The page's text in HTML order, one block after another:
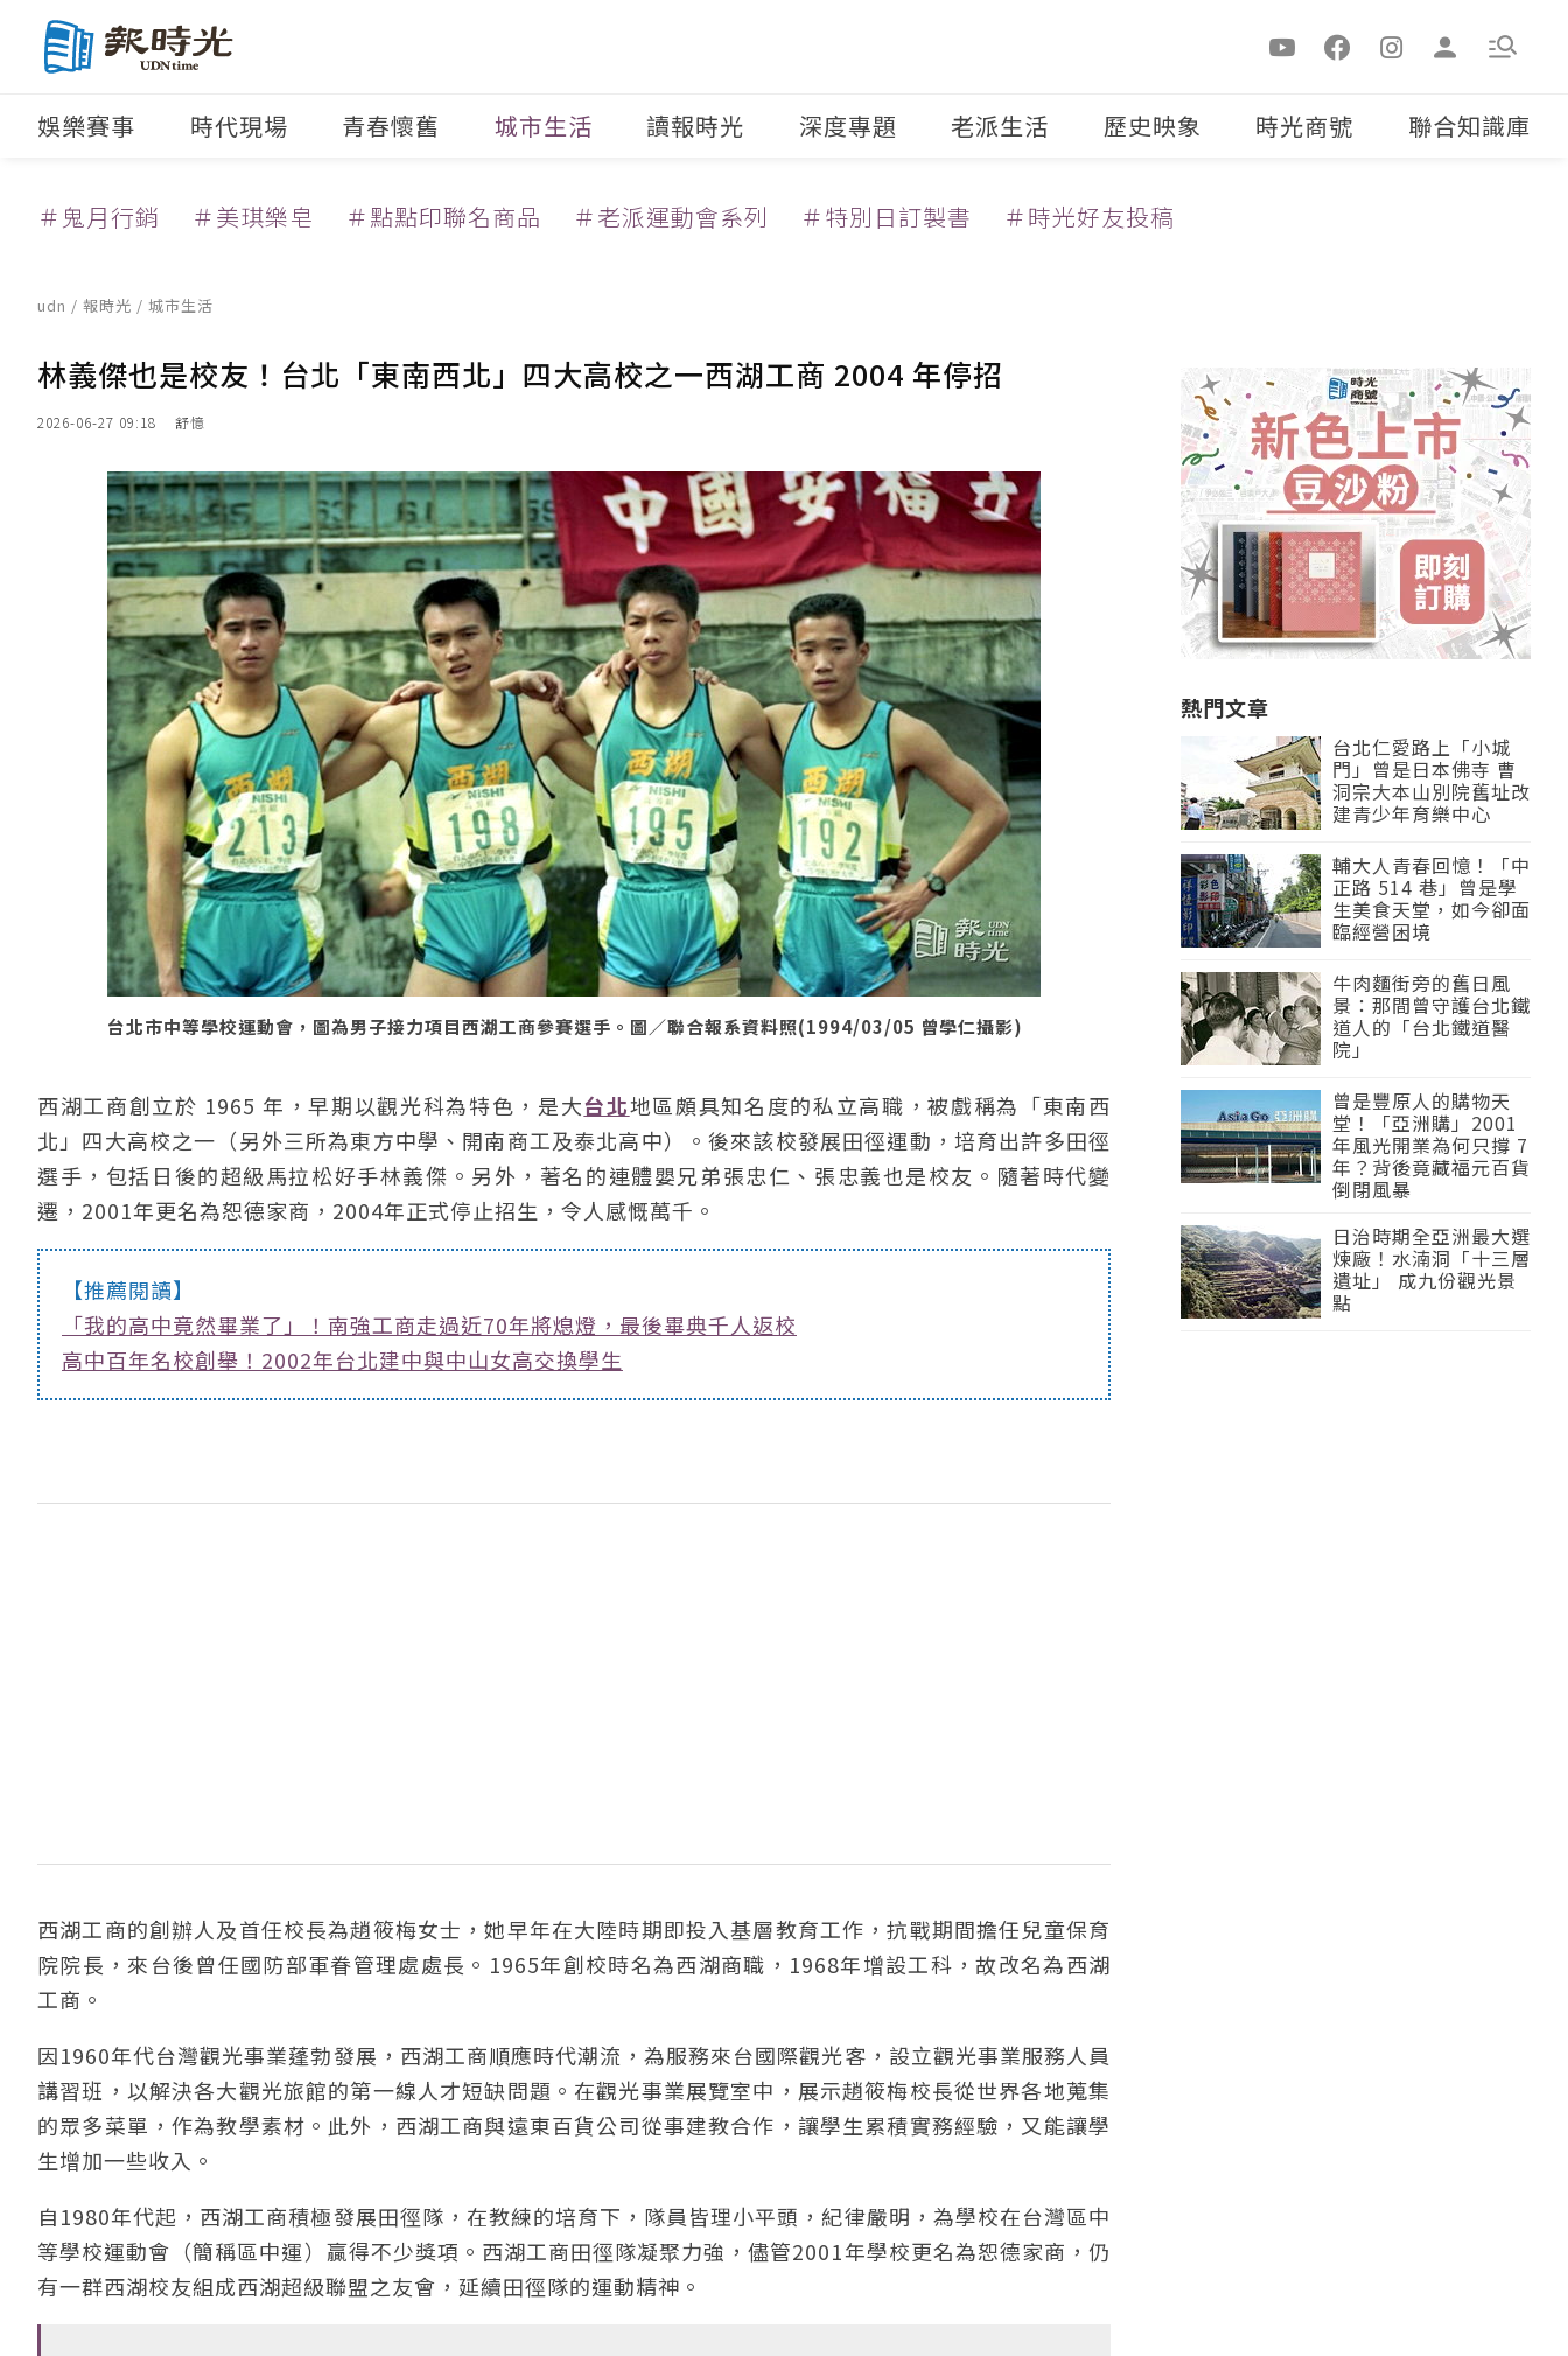
娛樂賽事 時代現場 青春懷舊 城市生活 讀報時光 深度專題 老派生活 歷史映象 時光商號 聯合知識庫
＃鬼月行銷 ＃美琪樂皂 ＃點點印聯名商品 ＃老派運動會系列 ＃特別日訂製書 ＃時光好友投稿
udn / 報時光 / 城市生活
林義傑也是校友！台北「東南西北」四大高校之一西湖工商 2004 年停招
2026-06-27 09:18 舒憶
台北市中等學校運動會，圖為男子接力項目西湖工商參賽選手。圖／聯合報系資料照(1994/03/05 曾學仁攝影)
西湖工商創立於 1965 年，早期以觀光科為特色，是大台北地區頗具知名度的私立高職，被戲稱為「東南西
北」四大高校之一（另外三所為東方中學、開南商工及泰北高中）。後來該校發展田徑運動，培育出許多田徑
選手，包括日後的超級馬拉松好手林義傑。另外，著名的連體嬰兄弟張忠仁、張忠義也是校友。隨著時代變
遷，2001年更名為恕德家商，2004年正式停止招生，令人感慨萬千。
【推薦閱讀】
「我的高中竟然畢業了」！南強工商走過近70年將熄燈，最後畢典千人返校
高中百年名校創舉！2002年台北建中與中山女高交換學生
西湖工商的創辦人及首任校長為趙筱梅女士，她早年在大陸時期即投入基層教育工作，抗戰期間擔任兒童保育
院院長，來台後曾任國防部軍眷管理處處長。1965年創校時名為西湖商職，1968年增設工科，故改名為西湖
工商。
因1960年代台灣觀光事業蓬勃發展，西湖工商順應時代潮流，為服務來台國際觀光客，設立觀光事業服務人員
講習班，以解決各大觀光旅館的第一線人才短缺問題。在觀光事業展覽室中，展示趙筱梅校長從世界各地蒐集
的眾多菜單，作為教學素材。此外，西湖工商與遠東百貨公司從事建教合作，讓學生累積實務經驗，又能讓學
生增加一些收入。
自1980年代起，西湖工商積極發展田徑隊，在教練的培育下，隊員皆理小平頭，紀律嚴明，為學校在台灣區中
等學校運動會（簡稱區中運）贏得不少獎項。西湖工商田徑隊凝聚力強，儘管2001年學校更名為恕德家商，仍
有一群西湖校友組成西湖超級聯盟之友會，延續田徑隊的運動精神。
熱門文章
台北仁愛路上「小城
門」曾是日本佛寺 曹
洞宗大本山別院舊址改
建青少年育樂中心
輔大人青春回憶！「中
正路 514 巷」曾是學
生美食天堂，如今卻面
臨經營困境
牛肉麵街旁的舊日風
景：那間曾守護台北鐵
道人的「台北鐵道醫
院」
曾是豐原人的購物天
堂！「亞洲購」2001
年風光開業為何只撐 7
年？背後竟藏福元百貨
倒閉風暴
日治時期全亞洲最大選
煉廠！水湳洞「十三層
遺址」 成九份觀光景
點